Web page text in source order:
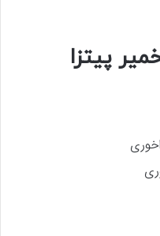
پیتزا